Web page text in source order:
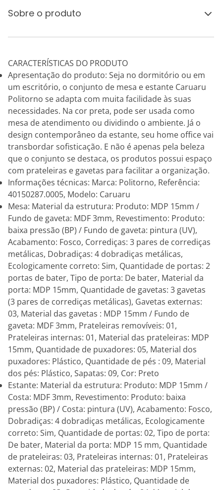
Sobre o produto
CARACTERÍSTICAS DO PRODUTO
Apresentação do produto: Seja no dormitório ou em
um escritório, o conjunto de mesa e estante Caruaru
Politorno se adapta com muita facilidade às suas
necessidades. Na cor preta, pode ser usada como
mesa de atendimento ou dividindo o ambiente. Já o
design contemporâneo da estante, seu home office vai
transbordar sofisticação. E não é apenas pela beleza
que o conjunto se destaca, os produtos possui espaço
com prateleiras e gavetas para facilitar a organização.
Informações técnicas: Marca: Politorno, Referência:
40150287.0005, Modelo: Caruaru
Mesa: Material da estrutura: Produto: MDP 15mm /
Fundo de gaveta: MDF 3mm, Revestimento: Produto:
baixa pressão (BP) / Fundo de gaveta: pintura (UV),
Acabamento: Fosco, Corrediças: 3 pares de corrediças
metálicas, Dobradiças: 4 dobradiças metálicas,
Ecologicamente correto: Sim, Quantidade de portas: 2
portas de bater, Tipo de porta: De bater, Material da
porta: MDP 15mm, Quantidade de gavetas: 3 gavetas
(3 pares de corrediças metálicas), Gavetas externas:
03, Material das gavetas : MDP 15mm / Fundo de
gaveta: MDF 3mm, Prateleiras removíveis: 01,
Prateleiras internas: 01, Material das prateleiras: MDP
15mm, Quantidade de puxadores: 05, Material dos
puxadores: Plástico, Quantidade de pés : 09, Material
dos pés: Plástico, Sapatas: 09, Cor: Preto
Estante: Material da estrutura: Produto: MDP 15mm /
Costa: MDF 3mm, Revestimento: Produto: baixa
pressão (BP) / Costa: pintura (UV), Acabamento: Fosco,
Dobradiças: 4 dobradiças metálicas, Ecologicamente
correto: Sim, Quantidade de portas: 02, Tipo de porta:
De bater, Material da porta: MDP 15 mm, Quantidade
de prateleiras: 03, Prateleiras internas: 01, Prateleiras
externas: 02, Material das prateleiras: MDP 15mm,
Material dos puxadores: Plástico, Quantidade de